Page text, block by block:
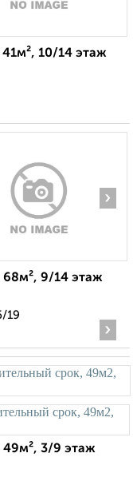
10/14 этаж
›
68м², 9/14 этаж
19
›
49м², 3/9 этаж